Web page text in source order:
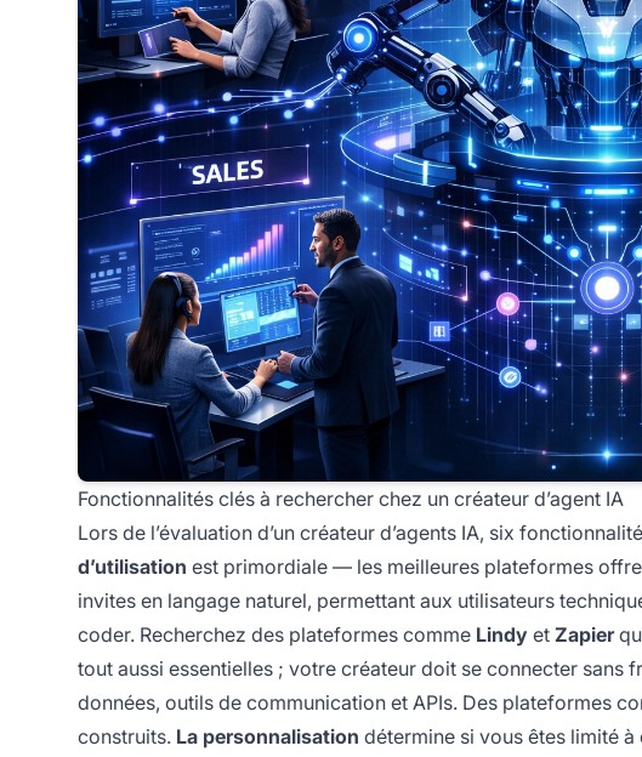
Fonctionnalités clés à rechercher chez un créateur d’agent IA
Lors de l’évaluation d’un créateur d’agents IA, six
d’utilisation est primordiale — les meilleures plateformes
invites en langage naturel, permettant aux utilisateurs
coder. Recherchez des plateformes comme Lindy et Zapier
tout aussi essentielles ; votre créateur doit se connecter
données, outils de communication et APIs. Des plateformes
construits. La personnalisation détermine si vous êtes limité